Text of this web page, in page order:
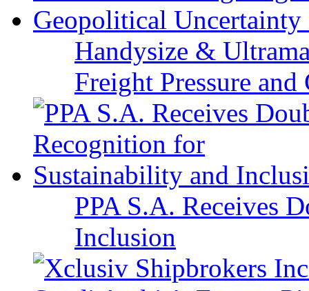
Handysize &
Freight Pressure
PPA S.A. Receives
Inclusion